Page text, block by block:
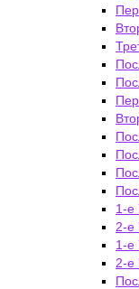
1-е
2-е
1-е
2-е